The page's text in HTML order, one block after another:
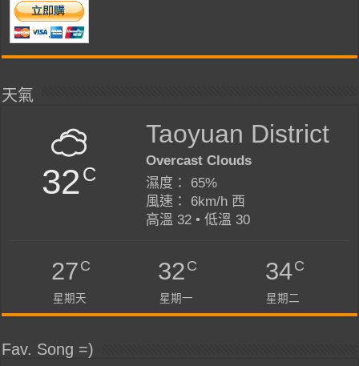
天氣
32C
Taoyuan District
Overcast Clouds
濕度： 65%
風速： 6km/h 西
高溫 32 • 低溫 30
27C
星期天
32C
星期一
34C
星期二
Fav. Song =)